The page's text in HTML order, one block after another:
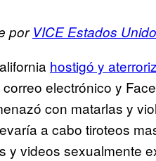
porVICE Estados
hostigó y
electrónico y
con matarlas y
a cabo tiroteos
y videos sexualmente